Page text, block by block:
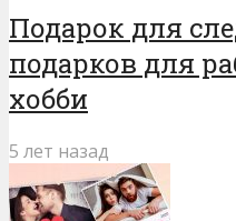
Подарок для
подарков для
хобби
5 лет назад